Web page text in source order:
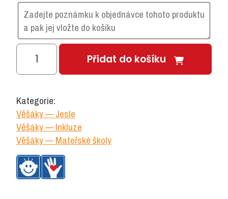
Nástěnná
polička
kelímky
množství
Přidat do košíku
Kategorie:
Věšáky — Jesle
Věšáky — Inkluze
Věšáky — Mateřské školy